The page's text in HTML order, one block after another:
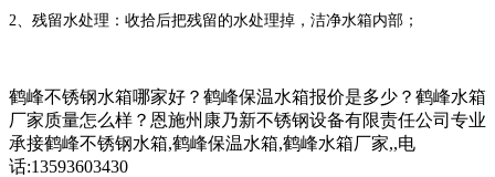
2、残留水处理：收拾后把残留的水处理掉，洁净水箱内部；
鹤峰不锈钢水箱哪家好？鹤峰保温水箱报价是多少？鹤峰水箱
厂家质量怎么样？恩施州康乃新不锈钢设备有限责任公司专业
承接鹤峰不锈钢水箱,鹤峰保温水箱,鹤峰水箱厂家,,电
话:13593603430